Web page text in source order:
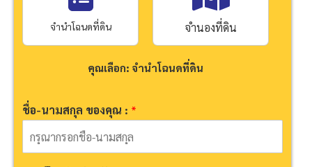
จำนำโฉนดที่ดิน จำนองที่ดิน
คุณเลือก: จำนำโฉนดที่ดิน
ชื่อ-นามสกุล ของคุณ : *